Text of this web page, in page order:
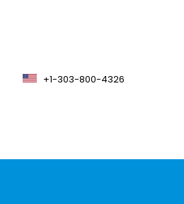
+1-303-800-4326